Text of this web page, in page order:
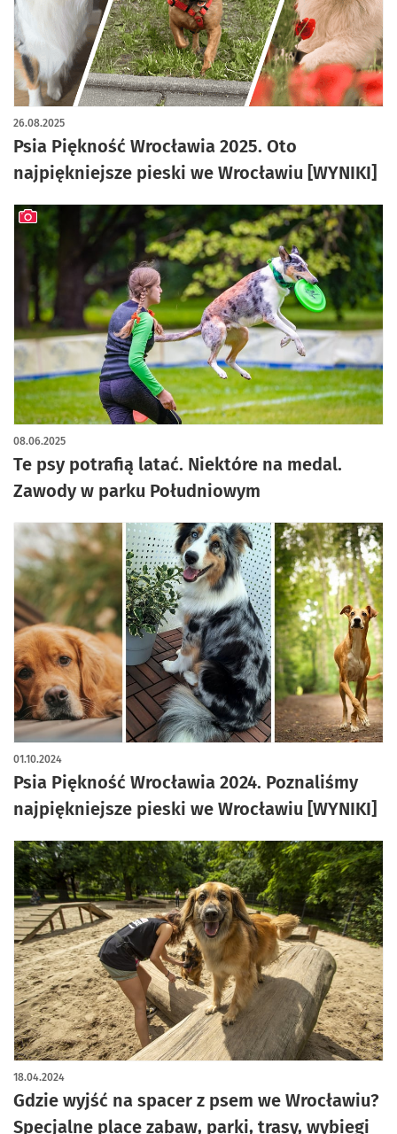
Psia Piękność Wrocławia 2025. Oto
najpiękniejsze pieski we Wrocławiu [WYNIKI]
26.08.2025
Te psy potrafią latać. Niektóre na medal.
Zawody w parku Południowym
08.06.2025
artykuł z galerią zdjęć
Psia Piękność Wrocławia 2024. Poznaliśmy
najpiękniejsze pieski we Wrocławiu [WYNIKI]
01.10.2024
Gdzie wyjść na spacer z psem we Wrocławiu?
Specjalne place zabaw, parki, trasy, wybiegi
18.04.2024